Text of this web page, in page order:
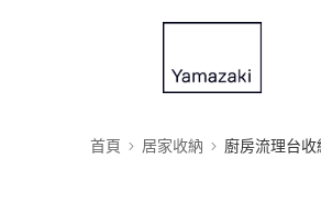
首頁 居家收納 廚房流理台收